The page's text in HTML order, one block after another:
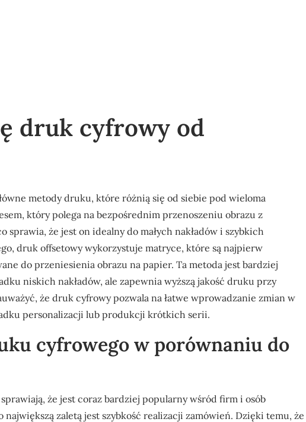
druk cyfrowy od
metody druku, które różnią się od siebie pod wieloma
który polega na bezpośrednim przenoszeniu obrazu z
sprawia, że jest on idealny do małych nakładów i szybkich
druk offsetowy wykorzystuje matryce, które są najpierw
do przeniesienia obrazu na papier. Ta metoda jest bardziej
niskich nakładów, ale zapewnia wyższą jakość druku przy
że druk cyfrowy pozwala na łatwe wprowadzanie zmian w
personalizacji lub produkcji krótkich serii.
cyfrowego w porównaniu do
że jest coraz bardziej popularny wśród firm i osób
zaletą jest szybkość realizacji zamówień. Dzięki temu, że